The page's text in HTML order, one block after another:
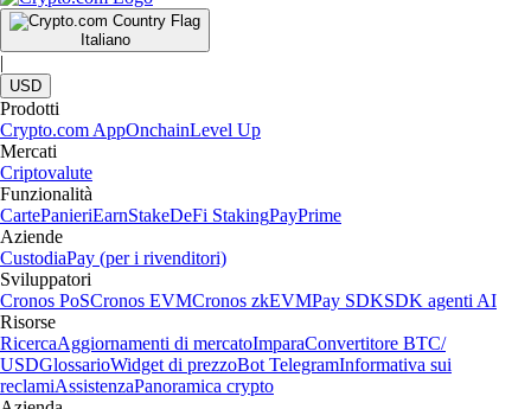
Italiano
|
USD
Prodotti
Crypto.com AppOnchainLevel Up
Mercati
Criptovalute
Funzionalità
CartePanieriEarnStakeDeFi StakingPayPrime
Aziende
CustodiaPay (per i rivenditori)
Sviluppatori
Cronos PoSCronos EVMCronos zkEVMPay SDKSDK agenti AI
Risorse
RicercaAggiornamenti di mercatoImparaConvertitore BTC/
USDGlossarioWidget di prezzoBot TelegramInformativa sui
reclamiAssistenzaPanoramica crypto